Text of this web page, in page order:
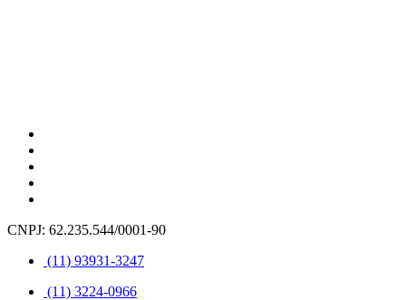
CNPJ: 62.235.544/0001-90
(11) 93931-3247
(11) 3224-0966